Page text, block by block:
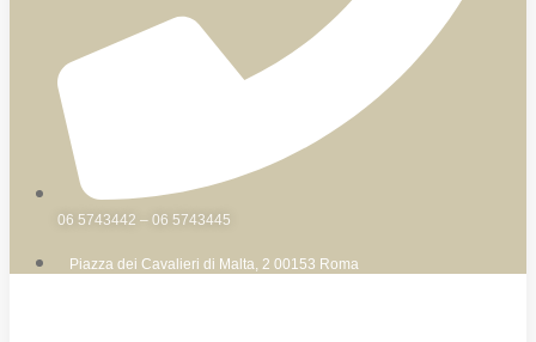
06 5743442 – 06 5743445
Piazza dei Cavalieri di Malta, 2 00153 Roma